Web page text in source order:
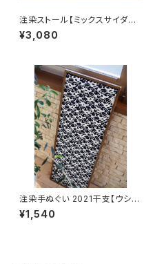
注染ストール【ミックスサイダー
手ぬぐい】ガーゼ 上美布 水玉
喜多屋商店 てぬぐい 夏 日本製
¥3,080
注染手ぬぐい 2021干支【ウシづ
くし】黒×ベージュ 喜多屋商店
¥1,540